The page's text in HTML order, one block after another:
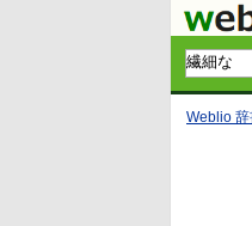
Weblio 辞